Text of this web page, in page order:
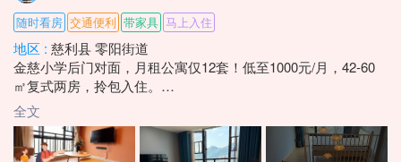
随时看房 交通便利 带家具 马上入住
地区 : 慈利县 零阳街道
金慈小学后门对面，月租公寓仅12套！低至1000元/月，42-60
㎡复式两房，拎包入住。
手慢无☎️：*****8836 莫女士
全文